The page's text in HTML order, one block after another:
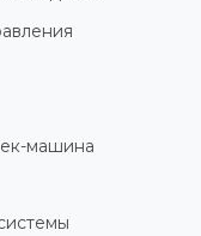
машина